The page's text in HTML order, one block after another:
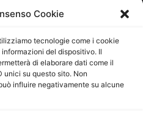
Cookie
tecnologie come i cookie
del dispositivo. Il
di elaborare dati come il
unici su questo sito. Non
influire negativamente su alcune
2015
Maurizio Scaglione
Maria Calabrese